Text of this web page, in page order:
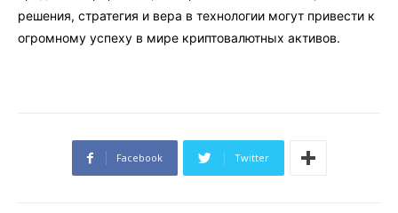
решения, стратегия и вера в технологии могут привести к
огромному успеху в мире криптовалютных активов.
Facebook Twitter